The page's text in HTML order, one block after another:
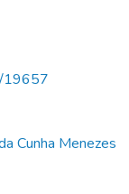
19657
Cunha Menezes